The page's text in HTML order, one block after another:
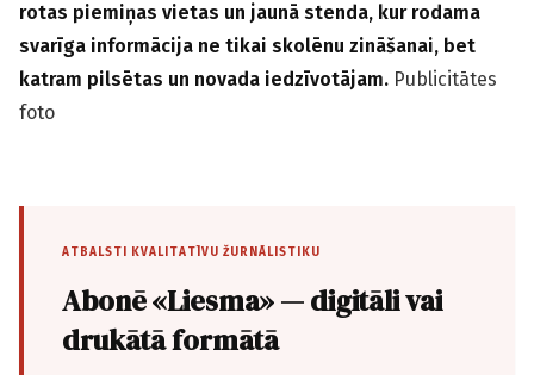
rotas piemiņas vietas un jaunā stenda, kur rodama
svarīga informācija ne tikai skolēnu zināšanai, bet
katram pilsētas un novada iedzīvotājam. Publicitātes
foto
ATBALSTI KVALITATĪVU ŽURNĀLISTIKU
Abonē «Liesma» — digitāli vai
drukātā formātā